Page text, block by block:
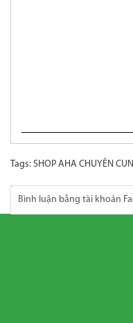
Tags: SHOP AHA CHUYÊN
Bình luận bằng tài khoản